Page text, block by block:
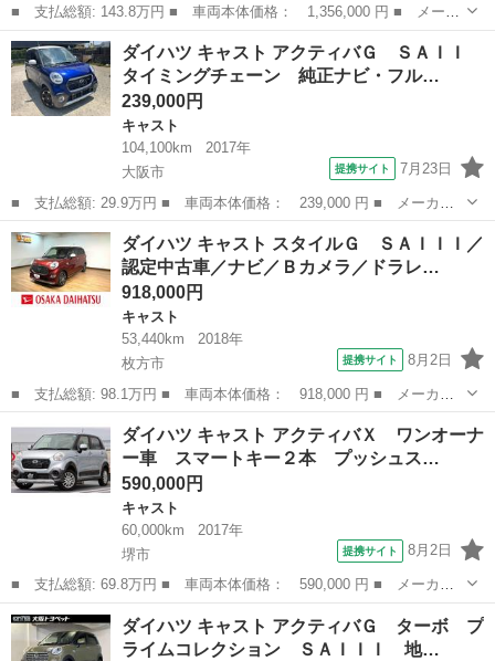
■ 支払総額: 143.8万円 ■ 車両本体価格： 1,356,000 円 ■ メーカ
ー名： ダイハツ ■ 車種名： キャスト ■ グレード名： Ｇ Ｖ
Ｓ ＳＡ３ 保証書／社外 ナビ／スマートアシスト（トヨタ・ダイ
ハツ）／...
大阪 高槻市 キャスト
ダイハツ キャスト アクティバＧ ＳＡＩＩ
タイミングチェーン 純正ナビ・フル…
239,000円
キャスト
104,100km
2017年
大阪市
提携サイト 7月23日
■ 支払総額: 29.9万円 ■ 車両本体価格： 239,000 円 ■ メーカー
名： ダイハツ ■ 車種名： キャスト ■ グレード名： アクティ
バＧ ＳＡＩＩ タイミングチェーン 純正ナビ・フルセグＴＶ・バ
ックモニター...
大阪 大阪市 キャスト
ダイハツ キャスト スタイルＧ ＳＡＩＩＩ／
認定中古車／ナビ／Ｂカメラ／ドラレ…
918,000円
キャスト
53,440km
2018年
枚方市
提携サイト 8月2日
■ 支払総額: 98.1万円 ■ 車両本体価格： 918,000 円 ■ メーカー
名： ダイハツ ■ 車種名： キャスト ■ グレード名： スタイル
Ｇ ＳＡＩＩＩ／認定中古車／ナビ／Ｂカメラ／ドラレコ サポカー
Ｓワイド適合...
大阪 枚方市 キャスト
ダイハツ キャスト アクティバＸ ワンオーナ
ー車 スマートキー２本 プッシュス…
590,000円
キャスト
60,000km
2017年
堺市
提携サイト 8月2日
■ 支払総額: 69.8万円 ■ 車両本体価格： 590,000 円 ■ メーカー
名： ダイハツ ■ 車種名： キャスト ■ グレード名： アクティ
バＸ ワンオーナー車 スマートキー２本 プッシュスタート アイ
ドリングスト...
大阪 堺市 キャスト
ダイハツ キャスト アクティバＧ ターボ プ
ライムコレクション ＳＡＩＩＩ 地…